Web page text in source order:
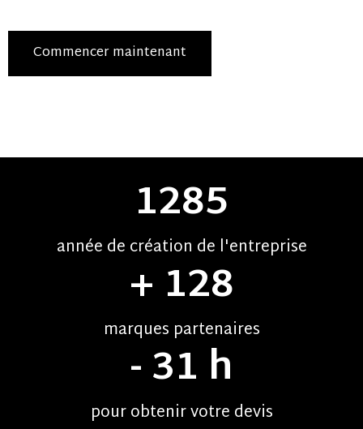
Commencer maintenant
1888
année de création de l'entreprise
+ 188
marques partenaires
-45 h
pour obtenir votre devis